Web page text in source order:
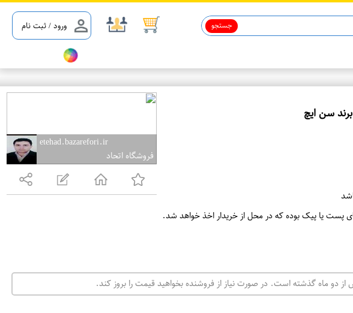
ورود / ثبت نام جستجو
etehad.bazarefori.ir
فروشگاه اتحاد
و
ت
ه
پست یا پیک بوده که در محل از خریدار اخذ خواهد شد.
از دو ماه گذشته است. در صورت نیاز از فروشنده بخواهید قیمت را بروز کند.